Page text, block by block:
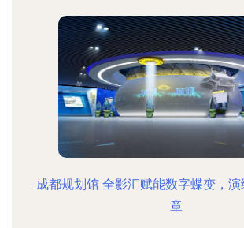
成都规划馆 全影汇赋能数字蝶变，
章